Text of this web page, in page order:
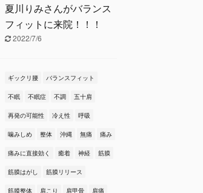
夏川りみさんがバランス
フィットに来院！！！
2022/7/6
ギックリ腰 バランスフィット
不眠 不眠症 不調 五十肩
再発の可能性 冷え性 呼吸
噛みしめ 整体 沖縄 無痛 痛み
痛みに直接効く 癒着 神経 筋膜
筋膜はがし 筋膜リリース
筋膜整体 肩こり 肩甲骨 肩痛